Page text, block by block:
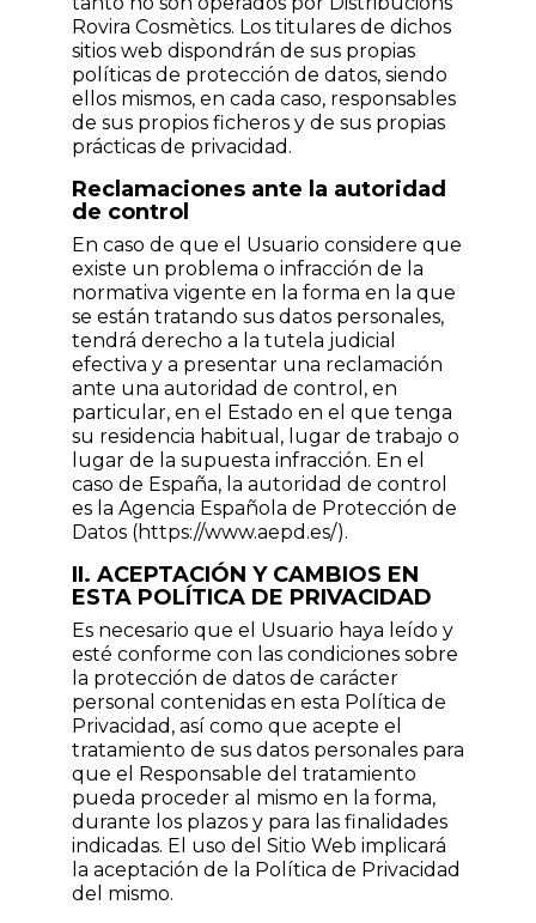
Rovira Cosmètics. Los titulares de dichos
sitios web dispondrán de sus propias
políticas de protección de datos, siendo
ellos mismos, en cada caso, responsables
de sus propios ficheros y de sus propias
prácticas de privacidad.
Reclamaciones ante la autoridad
de control
En caso de que el Usuario considere que
existe un problema o infracción de la
normativa vigente en la forma en la que
se están tratando sus datos personales,
tendrá derecho a la tutela judicial
efectiva y a presentar una reclamación
ante una autoridad de control, en
particular, en el Estado en el que tenga
su residencia habitual, lugar de trabajo o
lugar de la supuesta infracción. En el
caso de España, la autoridad de control
es la Agencia Española de Protección de
Datos (https://www.aepd.es/).
II. ACEPTACIÓN Y CAMBIOS EN
ESTA POLÍTICA DE PRIVACIDAD
Es necesario que el Usuario haya leído y
esté conforme con las condiciones sobre
la protección de datos de carácter
personal contenidas en esta Política de
Privacidad, así como que acepte el
tratamiento de sus datos personales para
que el Responsable del tratamiento
pueda proceder al mismo en la forma,
durante los plazos y para las finalidades
indicadas. El uso del Sitio Web implicará
la aceptación de la Política de Privacidad
del mismo.